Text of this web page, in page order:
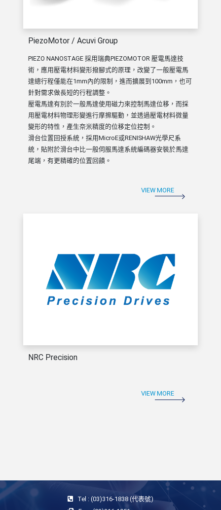
PiezoMotor / Acuvi Group
PIEZO NANOSTAGE 採用瑞典PIEZOMOTOR 壓電馬達技
術，應用壓電材料變形撥腳式的原理，改變了一般壓電馬
達總行程僅能在1mm內的限制，進而擴展到100mm，也可
針對需求做長短的行程調整。
壓電馬達有別於一般馬達使用磁力來控制馬達位移，而採
用壓電材料物理形變進行摩擦驅動，並透過壓電材料微量
變形的特性，產生奈米精度的位移定位控制。
滑台位置回授系統，採用MicroE或RENISHAW光學尺系
統，貼附於滑台中比一般伺服馬達系統編碼器安裝於馬達
尾端，有更精確的位置回饋。
VIEW MORE
NRC Precision
VIEW MORE
Tel : (03)316-1838 (代表號)